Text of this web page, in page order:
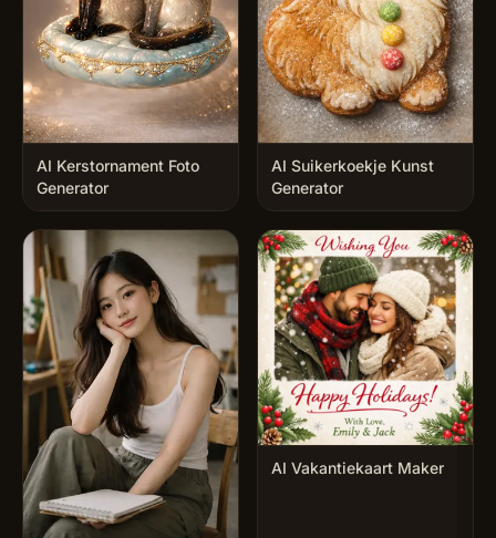
AI Kerstornament Foto
Generator
AI Suikerkoekje Kunst
Generator
AI Vakantiekaart Maker